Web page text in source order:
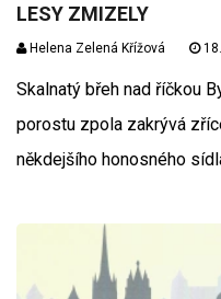
LESY ZMIZELY
Helena Zelená Křížová
Skalnatý břeh nad říčkou
porostu zpola zakrývá
někdejšího honosného